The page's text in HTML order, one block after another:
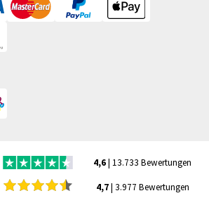
4,6| 13.733 Bewertungen
4,7| 3.977 Bewertungen